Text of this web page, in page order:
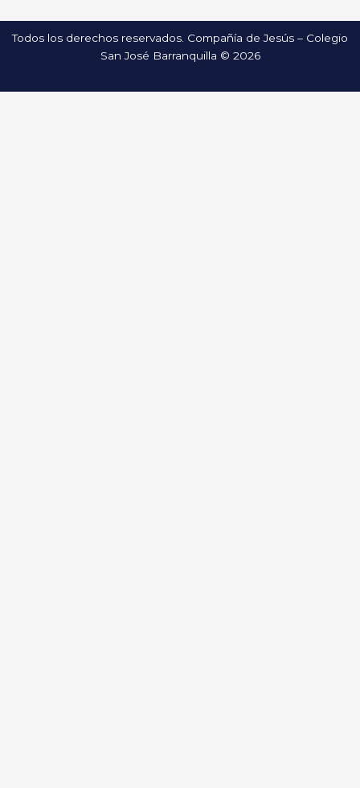
Todos los derechos reservados. Compañía de Jesús – Colegio
San José Barranquilla © 2026